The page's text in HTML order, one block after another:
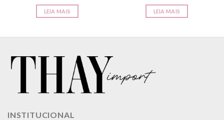
LEIA MAIS LEIA MAIS
INSTITUCIONAL